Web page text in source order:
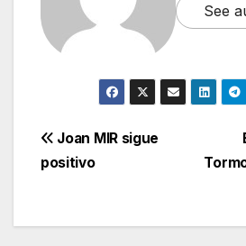
See
Joan MIR sigue
positivo